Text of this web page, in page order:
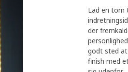
Lad en tom
der
godt sted
finish med